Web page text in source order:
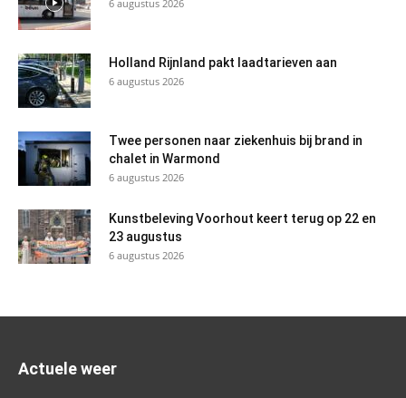
6 augustus 2026
Holland Rijnland pakt laadtarieven aan
6 augustus 2026
Twee personen naar ziekenhuis bij brand in
chalet in Warmond
6 augustus 2026
Kunstbeleving Voorhout keert terug op 22 en
23 augustus
6 augustus 2026
Actuele weer